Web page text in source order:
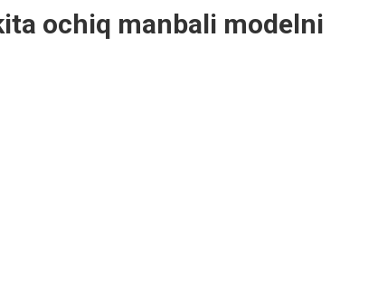
ochiq manbali modelni